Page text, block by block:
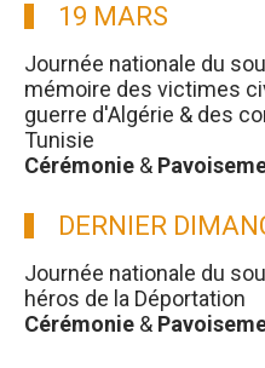
19 MARS
Journée nationale du
mémoire des victimes
guerre d'Algérie & des
Tunisie
Cérémonie &
DERNIER
Journée nationale du
héros de la Déportation
Cérémonie &